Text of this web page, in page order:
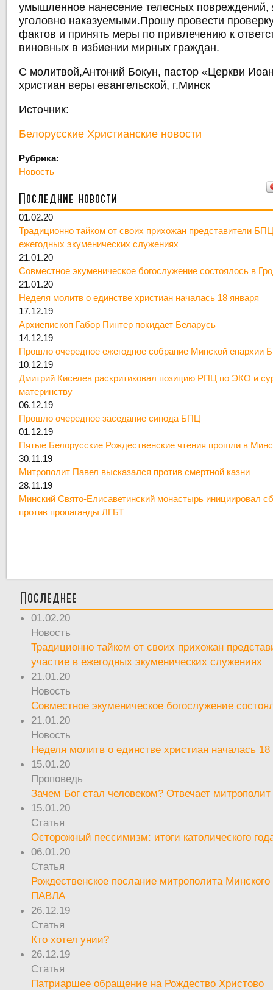
умышленное нанесение телесных повреждений,
уголовно наказуемыми.Прошу провести
фактов и принять меры по привлечению к
виновных в избиении мирных граждан.
С молитвой,Антоний Бокун, пастор «Церкви
христиан веры евангельской, г.Минск
Источник:
Белорусские Христианские новости
Рубрика:
Новость
Последние новости
01.02.20
Традиционно тайком от своих прихожан представители
ежегодных экуменических служениях
21.01.20
Совместное экуменическое богослужение состоялось в
21.01.20
Неделя молитв о единстве христиан началась 18 января
17.12.19
Архиепископ Габор Пинтер покидает Беларусь
14.12.19
Прошло очередное ежегодное собрание Минской епархии
10.12.19
Дмитрий Киселев раскритиковал позицию РПЦ по ЭКО и
материнству
06.12.19
Прошло очередное заседание синода БПЦ
01.12.19
Пятые Белорусские Рождественские чтения прошли в
30.11.19
Митрополит Павел высказался против смертной казни
28.11.19
Минский Свято-Елисаветинский монастырь инициировал
против пропаганды ЛГБТ
Последнее
01.02.20
Новость
Традиционно тайком от своих прихожан
участие в ежегодных экуменических служениях
21.01.20
Новость
Совместное экуменическое богослужение
21.01.20
Новость
Неделя молитв о единстве христиан началась 18
15.01.20
Проповедь
Зачем Бог стал человеком? Отвечает
15.01.20
Статья
Осторожный пессимизм: итоги католического
06.01.20
Статья
Рождественское послание митрополита Минского
ПАВЛА
26.12.19
Статья
Кто хотел унии?
26.12.19
Статья
Патриаршее обращение на Рождество Христово